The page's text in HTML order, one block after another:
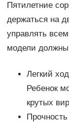
Пятилетние
держаться на
управлять
модели
Легкий
Ребенок
крутых